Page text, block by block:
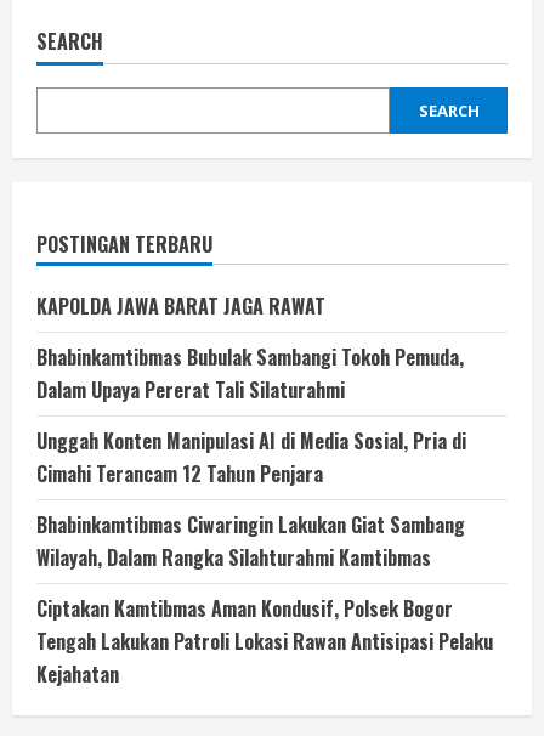
SEARCH
SEARCH
POSTINGAN TERBARU
KAPOLDA JAWA BARAT JAGA RAWAT
Bhabinkamtibmas Bubulak Sambangi Tokoh Pemuda,
Dalam Upaya Pererat Tali Silaturahmi
Unggah Konten Manipulasi AI di Media Sosial, Pria di
Cimahi Terancam 12 Tahun Penjara
Bhabinkamtibmas Ciwaringin Lakukan Giat Sambang
Wilayah, Dalam Rangka Silahturahmi Kamtibmas
Ciptakan Kamtibmas Aman Kondusif, Polsek Bogor
Tengah Lakukan Patroli Lokasi Rawan Antisipasi Pelaku
Kejahatan